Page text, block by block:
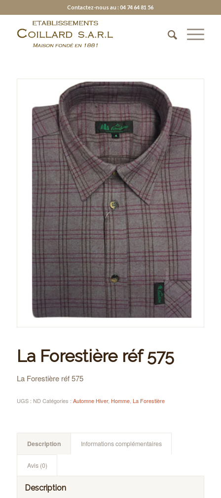
Contactez-nous au : 04 74 64 81 56
La Forestière réf 575
La Forestière réf 575
UGS : ND Catégories : Automne Hiver, Homme, La Forestière
Description Informations complémentaires
Avis (0)
Description